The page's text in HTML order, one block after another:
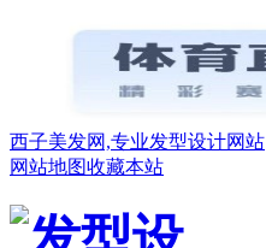
西子美发网,专业发型设计网站
网站地图收藏本站